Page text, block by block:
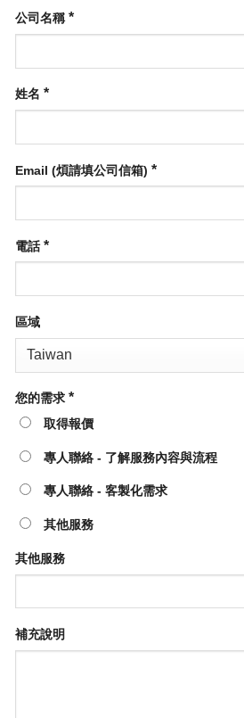
公司名稱*
姓名 *
Email (煩請填公司信箱) *
電話*
區域
您的需求 *
取得報價
專人聯絡 - 了解服務內容與流程
專人聯絡 - 客製化需求
其他服務
其他服務
補充說明